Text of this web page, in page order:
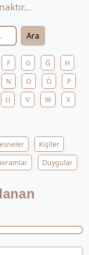
Ara
F G Ğ
H
N O Ö
P
Ü V W
X
Kişiler
Duygular